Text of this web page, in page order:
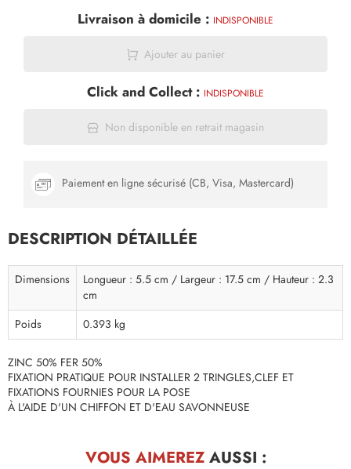
Livraison à domicile : INDISPONIBLE
Ajouter au panier
Click and Collect : INDISPONIBLE
Non disponible en retrait magasin
Paiement en ligne sécurisé (CB, Visa, Mastercard)
DESCRIPTION DÉTAILLÉE
Dimensions
Longueur : 5.5 cm / Largeur : 17.5 cm / Hauteur : 2.3
cm
Poids
0.393 kg
ZINC 50% FER 50%
FIXATION PRATIQUE POUR INSTALLER 2 TRINGLES,CLEF ET
FIXATIONS FOURNIES POUR LA POSE
À L'AIDE D'UN CHIFFON ET D'EAU SAVONNEUSE
VOUS AIMEREZAUSSI :